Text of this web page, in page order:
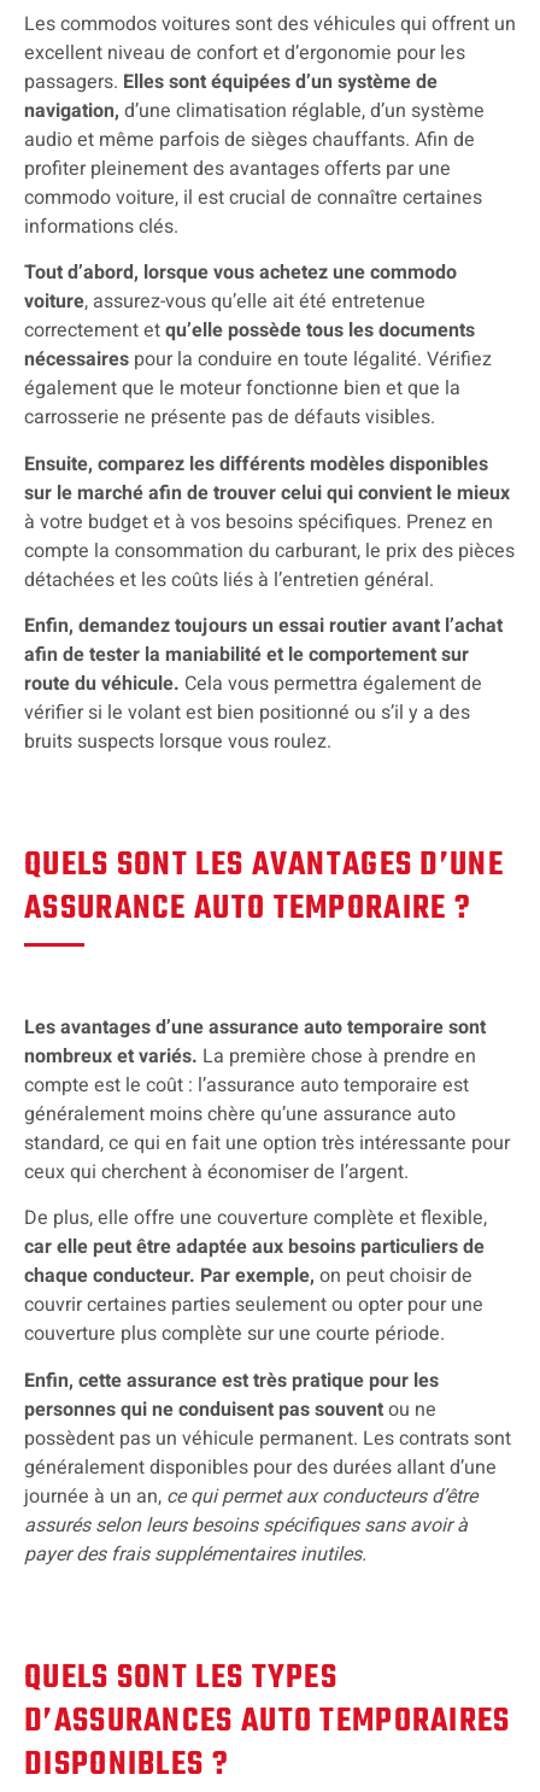
Les commodos voitures sont des véhicules qui offrent un
excellent niveau de confort et d’ergonomie pour les
passagers. Elles sont équipées d’un système de
navigation, d’une climatisation réglable, d’un système
audio et même parfois de sièges chauffants. Afin de
profiter pleinement des avantages offerts par une
commodo voiture, il est crucial de connaître certaines
informations clés.
Tout d’abord, lorsque vous achetez une commodo
voiture, assurez-vous qu’elle ait été entretenue
correctement etqu’elle possède tous les documents
nécessaires pour la conduire en toute légalité. Vérifiez
également que le moteur fonctionne bien et que la
carrosserie ne présente pas de défauts visibles.
Ensuite, comparez les différents modèles disponibles
sur le marché afin de trouver celui qui convient le mieux
à votre budget et à vos besoins spécifiques. Prenez en
compte la consommation du carburant, le prix des pièces
détachées et les coûts liés à l’entretien général.
Enfin, demandez toujours un essai routier avant l’achat
afin de tester la maniabilité et le comportement sur
route du véhicule. Cela vous permettra également de
vérifier si le volant est bien positionné ou s’il y a des
bruits suspects lorsque vous roulez.
QUELS SONT LES AVANTAGES D’UNE
ASSURANCE AUTO TEMPORAIRE ?
Les avantages d’une assurance auto temporaire sont
nombreux et variés. La première chose à prendre en
compte est le coût : l’assurance auto temporaire est
généralement moins chère qu’une assurance auto
standard, ce qui en fait une option très intéressante pour
ceux qui cherchent à économiser de l’argent.
De plus, elle offre une couverture complète et flexible,
car elle peut être adaptée aux besoins particuliers de
chaque conducteur. Par exemple, on peut choisir de
couvrir certaines parties seulement ou opter pour une
couverture plus complète sur une courte période.
Enfin, cette assurance est très pratique pour les
personnes qui ne conduisent pas souventou ne
possèdent pas un véhicule permanent. Les contrats sont
généralement disponibles pour des durées allant d’une
journée à un an, ce qui permet aux conducteurs d’être
assurés selon leurs besoins spécifiques sans avoir à
payer des frais supplémentaires inutiles.
QUELS SONT LES TYPES
D’ASSURANCES AUTO TEMPORAIRES
DISPONIBLES ?